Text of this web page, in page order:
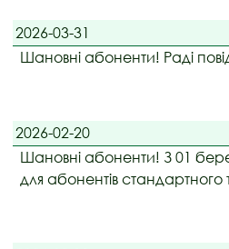
2026-03-31
Шановні абоненти! Раді
2026-02-20
Шановні абоненти! З 01
для абонентів